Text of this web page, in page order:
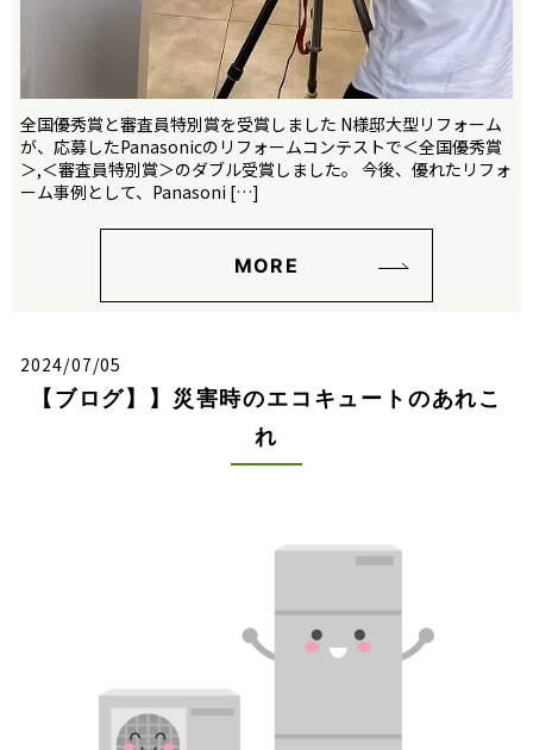
全国優秀賞と審査員特別賞を受賞しました N様邸大型リフォーム
が、応募したPanasonicのリフォームコンテストで＜全国優秀賞
＞,＜審査員特別賞＞のダブル受賞しました。 今後、優れたリフォ
ーム事例として、Panasoni […]
MORE
2024/07/05
【ブログ】】災害時のエコキュートのあれこ
れ